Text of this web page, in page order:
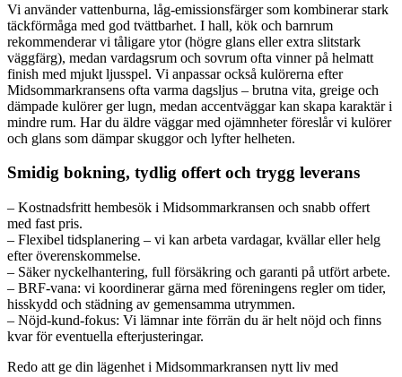
Vi använder vattenburna, låg-emissionsfärger som kombinerar stark
täckförmåga med god tvättbarhet. I hall, kök och barnrum
rekommenderar vi tåligare ytor (högre glans eller extra slitstark
väggfärg), medan vardagsrum och sovrum ofta vinner på helmatt
finish med mjukt ljusspel. Vi anpassar också kulörerna efter
Midsommarkransens ofta varma dagsljus – brutna vita, greige och
dämpade kulörer ger lugn, medan accentväggar kan skapa karaktär i
mindre rum. Har du äldre väggar med ojämnheter föreslår vi kulörer
och glans som dämpar skuggor och lyfter helheten.
Smidig bokning, tydlig offert och trygg leverans
– Kostnadsfritt hembesök i Midsommarkransen och snabb offert
med fast pris.
– Flexibel tidsplanering – vi kan arbeta vardagar, kvällar eller helg
efter överenskommelse.
– Säker nyckelhantering, full försäkring och garanti på utfört arbete.
– BRF-vana: vi koordinerar gärna med föreningens regler om tider,
hisskydd och städning av gemensamma utrymmen.
– Nöjd-kund-fokus: Vi lämnar inte förrän du är helt nöjd och finns
kvar för eventuella efterjusteringar.
Redo att ge din lägenhet i Midsommarkransen nytt liv med